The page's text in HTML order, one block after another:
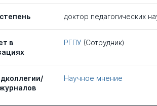
доктор педагогических
в
РГПУ (Сотрудник)
Научное мнение